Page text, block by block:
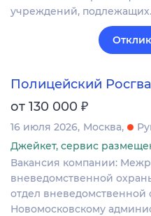
учреждений,
Полицейский
от 130 000 ₽
16 июля 2026 Москва
Джейкет, сервис
Вакансия компании:
вневедомственной
отдел
Новомосковскому